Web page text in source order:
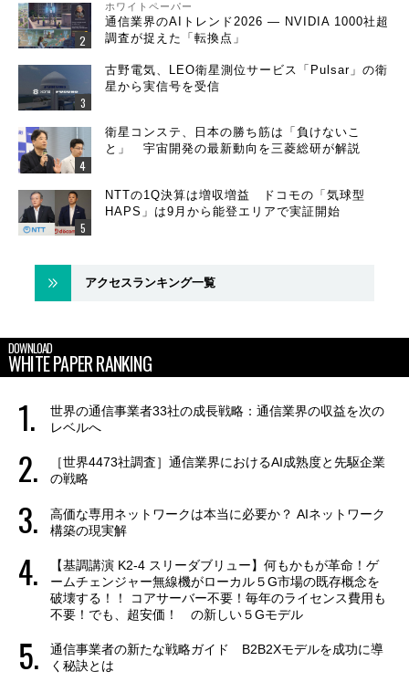
ホワイトペーパー
通信業界のAIトレンド2026 ― NVIDIA 1000社超
調査が捉えた「転換点」
古野電気、LEO衛星測位サービス「Pulsar」の衛
星から実信号を受信
衛星コンステ、日本の勝ち筋は「負けないこ
と」 宇宙開発の最新動向を三菱総研が解説
NTTの1Q決算は増収増益 ドコモの「気球型
HAPS」は9月から能登エリアで実証開始
アクセスランキング一覧
DOWNLOAD
WHITE PAPER RANKING
世界の通信事業者33社の成長戦略：通信業界の収益を次の
レベルへ
［世界4473社調査］通信業界におけるAI成熟度と先駆企業
の戦略
高価な専用ネットワークは本当に必要か？ AIネットワーク
構築の現実解
【基調講演 K2-4 スリーダブリュー】何もかもが革命！ゲ
ームチェンジャー無線機がローカル５G市場の既存概念を
破壊する！！ コアサーバー不要！毎年のライセンス費用も
不要！でも、超安価！ の新しい５Gモデル
通信事業者の新たな戦略ガイド B2B2Xモデルを成功に導
く秘訣とは